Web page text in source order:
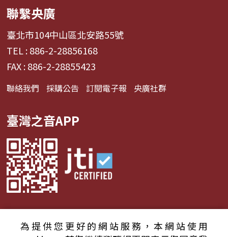
聯繫央廣
臺北市104中山區北安路55號
TEL : 886-2-28856168
FAX : 886-2-28855423
聯絡我們 採購公告 訂閱電子報 央廣社群
臺灣之音APP
為提供您更好的網站服務，本網站使用